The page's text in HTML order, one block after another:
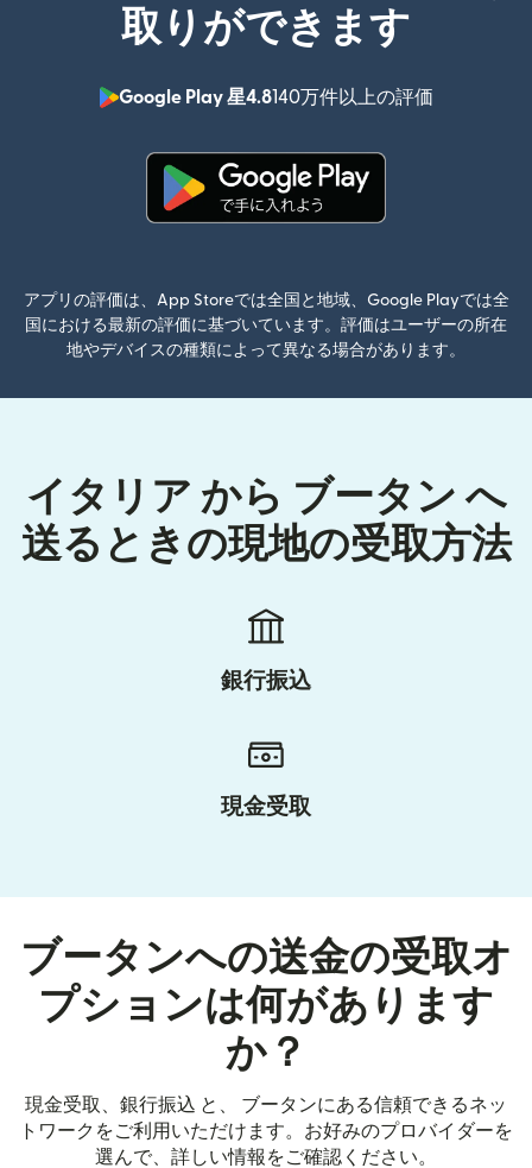
取りができます
Google Play 星4.8140万件以上の評価
（別ウィン
アプリの評価は、App Storeでは全国と地域、Google Playでは全
国における最新の評価に基づいています。評価はユーザーの所在
地やデバイスの種類によって異なる場合があります。
イタリア から ブータン へ
送るときの現地の受取方法
銀行振込
現金受取
ブータンへの送金の受取オ
プションは何があります
か？
現金受取、銀行振込 と、 ブータンにある信頼できるネッ
トワークをご利用いただけます。お好みのプロバイダーを
選んで、詳しい情報をご確認ください。